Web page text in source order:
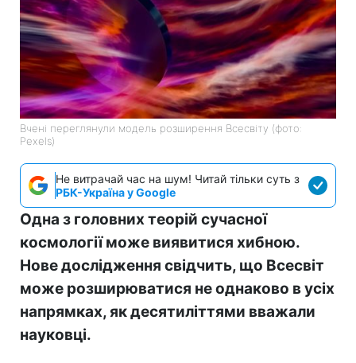
Вчені переглянули модель розширення Всесвіту (фото:
Pexels)
Не витрачай час на шум! Читай тільки суть з
РБК-Україна у Google
Одна з головних теорій сучасної
космології може виявитися хибною.
Нове дослідження свідчить, що Всесвіт
може розширюватися не однаково в усіх
напрямках, як десятиліттями вважали
науковці.